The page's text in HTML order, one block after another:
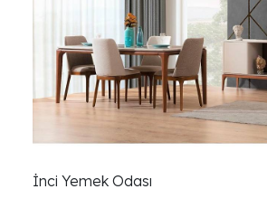
İnci Yemek Odası